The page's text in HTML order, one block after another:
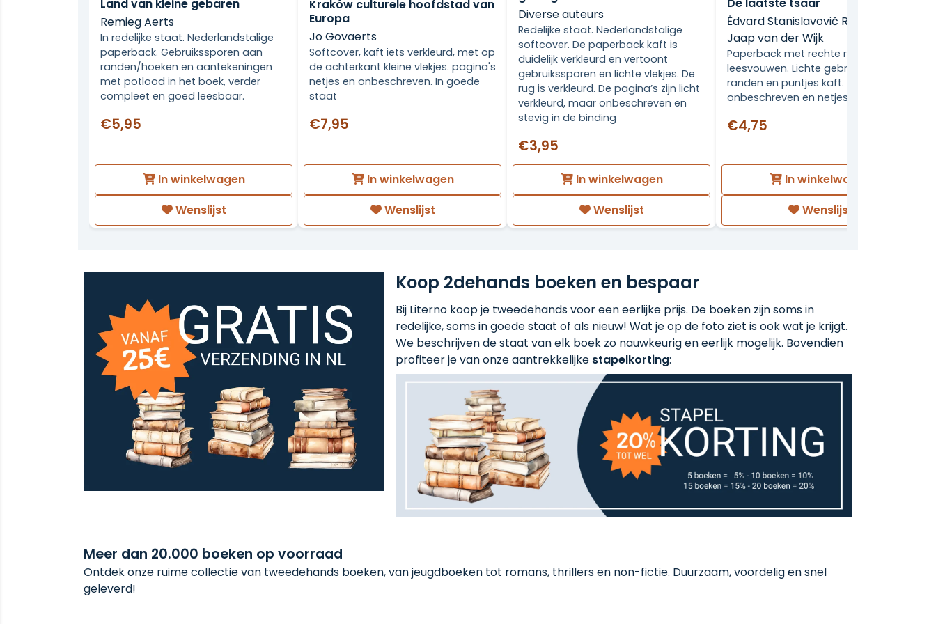
Land van kleine gebaren
Remieg Aerts
In redelijke staat. Nederlandstalige
paperback. Gebruikssporen aan
randen/hoeken en aantekeningen
met potlood in het boek, verder
compleet en goed leesbaar.
€5,95
In winkelwagen
Wenslijst
Kraków culturele hoofdstad van
Europa
Jo Govaerts
Softcover, kaft iets verkleurd, met op
de achterkant kleine vlekjes. pagina's
netjes en onbeschreven. In goede
staat
€7,95
In winkelwagen
Wenslijst
Diverse auteurs
Redelijke staat. Nederlandstalige
softcover. De paperback kaft is
duidelijk verkleurd en vertoont
gebruikssporen en lichte vlekjes. De
rug is verkleurd. De pagina’s zijn licht
verkleurd, maar onbeschreven en
stevig in de binding
€3,95
In winkelwagen
Wenslijst
Ėdvard Stanislavovič Radzinskij,
Jaap van der Wijk
Paperback met rechte rug zonder
leesvouwen. Lichte gebruikerssporen
randen en puntjes kaft. Binnenwerk
onbeschreven en netjes.
€4,75
In winkelwagen
Wenslijst
Koop 2dehands boeken en bespaar
Bij Literno koop je tweedehands voor een eerlijke prijs. De boeken zijn soms in
redelijke, soms in goede staat of als nieuw! Wat je op de foto ziet is ook wat je krijgt.
We beschrijven de staat van elk boek zo nauwkeurig en eerlijk mogelijk. Bovendien
profiteer je van onze aantrekkelijke stapelkorting:
Meer dan 20.000 boeken op voorraad
Ontdek onze ruime collectie van tweedehands boeken, van jeugdboeken tot romans, thrillers en non-fictie. Duurzaam, voordelig en snel
geleverd!